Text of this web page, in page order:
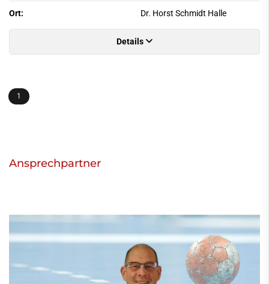
Ort: Dr. Horst Schmidt Halle
Details
1
Ansprechpartner